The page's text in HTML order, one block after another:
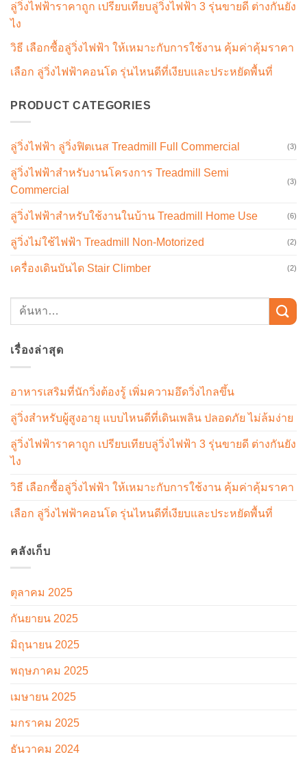
ลู่วิ่งไฟฟ้าราคาถูก เปรียบเทียบลู่วิ่งไฟฟ้า 3 รุ่นขายดี ต่างกันยัง
ไง
วิธี เลือกซื้อลู่วิ่งไฟฟ้า ให้เหมาะกับการใช้งาน คุ้มค่าคุ้มราคา
เลือก ลู่วิ่งไฟฟ้าคอนโด รุ่นไหนดีที่เงียบและประหยัดพื้นที่
PRODUCT CATEGORIES
ลู่วิ่งไฟฟ้า ลู่วิ่งฟิตเนส Treadmill Full Commercial (3)
ลู่วิ่งไฟฟ้าสำหรับงานโครงการ Treadmill Semi
Commercial
(3)
ลู่วิ่งไฟฟ้าสำหรับใช้งานในบ้าน Treadmill Home Use (6)
ลู่วิ่งไม่ใช้ไฟฟ้า Treadmill Non-Motorized (2)
เครื่องเดินบันได Stair Climber (2)
เรื่องล่าสุด
อาหารเสริมที่นักวิ่งต้องรู้ เพิ่มความอึดวิ่งไกลขึ้น
ลู่วิ่งสำหรับผู้สูงอายุ แบบไหนดีที่เดินเพลิน ปลอดภัย ไม่ล้มง่าย
ลู่วิ่งไฟฟ้าราคาถูก เปรียบเทียบลู่วิ่งไฟฟ้า 3 รุ่นขายดี ต่างกันยัง
ไง
วิธี เลือกซื้อลู่วิ่งไฟฟ้า ให้เหมาะกับการใช้งาน คุ้มค่าคุ้มราคา
เลือก ลู่วิ่งไฟฟ้าคอนโด รุ่นไหนดีที่เงียบและประหยัดพื้นที่
คลังเก็บ
ตุลาคม 2025
กันยายน 2025
มิถุนายน 2025
พฤษภาคม 2025
เมษายน 2025
มกราคม 2025
ธันวาคม 2024